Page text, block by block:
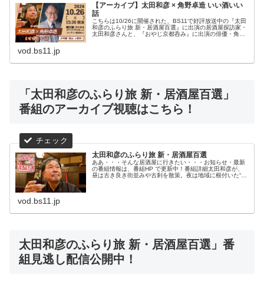
【アーカイブ】太田和彦 × 角野卓造 いい酒いい
話
こちらは10/26に開催された、BS11で好評放送中の『太田
和彦のふらり旅 新・居酒屋百選』に出演の居酒屋探訪家・
太田和彦さんと、『おやじ京都呑み』に出演の俳優・角野
vod.bs11.jp
「太田和彦のふらり旅 新・居酒屋百選」
番組のアーカイブ視聴はこちら！
太田和彦のふらり旅 新・居酒屋百選
ああ・・・そんな居酒屋に行きたい・・・お知らせ・最新
の番組情報は、番組HP で更新中！番組詳細太田和彦が、
昼は古き良き街並みや古刹を散策。夜は地域に根付いた“上
vod.bs11.jp
太田和彦のふらり旅 新・居酒屋百選」番
組見逃し配信公開中！